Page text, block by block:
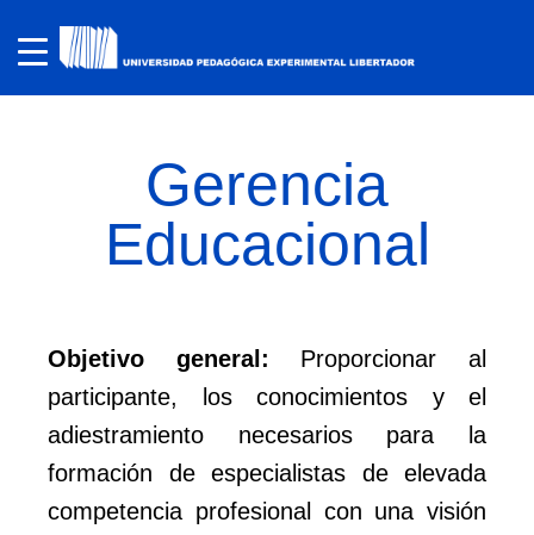
Gerencia
Educacional
Objetivo general: Proporcionar al
participante, los conocimientos y el
adiestramiento necesarios para la
formación de especialistas de elevada
competencia profesional con una visión